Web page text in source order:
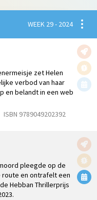
WEEK 29 - 2024
zet Helen
verbod van haar
en belandt in een web
ISBN 9789049202392
pleegde op de
en ontrafelt een
Hebban Thrillerprijs